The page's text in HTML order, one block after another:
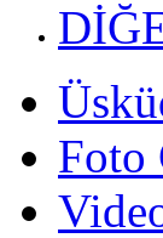
Foto